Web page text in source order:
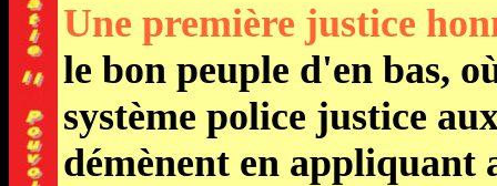
Une première justice
le bon peuple d'en bas,
système police justice
démènent en appliquant